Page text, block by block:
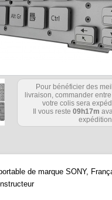
Pour bénéficier des
livraison, commander
votre colis sera
Il vous reste 09h17m
de marque SONY,